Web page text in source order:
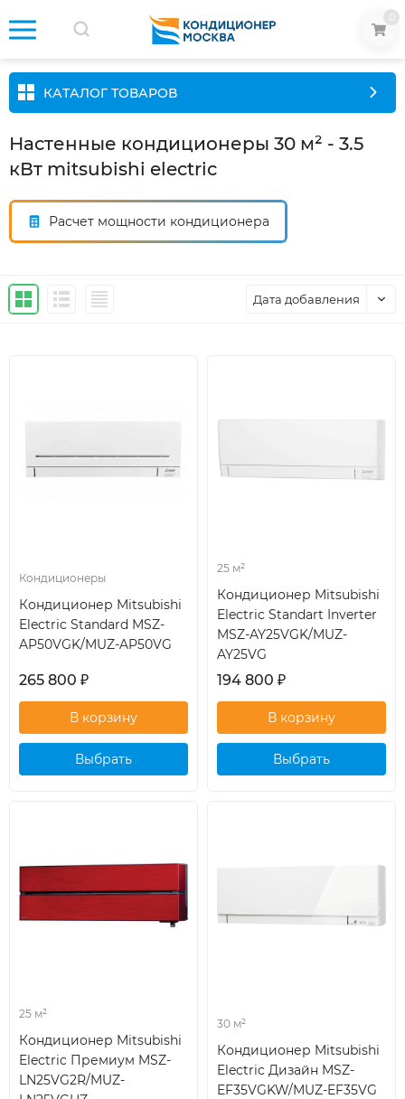
КАТАЛОГ ТОВАРОВ
Настенные кондиционеры 30 м² - 3.5
кВт mitsubishi electric
Расчет мощности кондиционера
Дата добавления
Кондиционеры
Кондиционер Mitsubishi
Electric Standard MSZ-
AP50VGK/MUZ-AP50VG
265 800 ₽
Выбрать
25 м²
Кондиционер Mitsubishi
Electric Standart Inverter
MSZ-AY25VGK/MUZ-
AY25VG
194 800 ₽
Выбрать
25 м²
Кондиционер Mitsubishi
Electric Премиум MSZ-
LN25VG2R/MUZ-
30 м²
Кондиционер Mitsubishi
Electric Дизайн MSZ-
EF35VGKW/MUZ-EF35VG